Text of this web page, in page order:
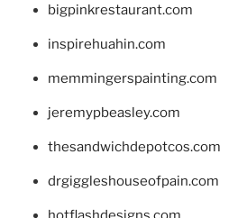
bigpinkrestaurant.com
inspirehuahin.com
memmingerspainting.com
jeremypbeasley.com
thesandwichdepotcos.com
drgiggleshouseofpain.com